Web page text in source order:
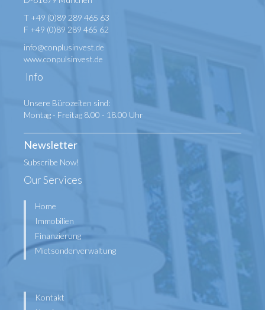
T +49 (0)89 289 465 63
F +49 (0)89 289 465 62
info@conplusinvest.de
www.conpulsinvest.de
Info
Unsere Bürozeiten sind:
Montag - Freitag 8.00 - 18.00 Uhr
Newsletter
Subscribe Now!
Our Services
Home
Immobilien
Finanzierung
Mietsonderverwaltung
Kontakt